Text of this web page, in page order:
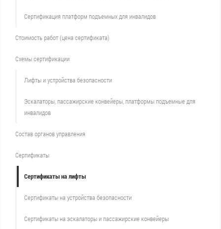
Сертификация платформ подъемных для инвалидов
Стоимость работ (цена сертификата)
Схемы сертификации
Лифты и устройства безопасности
Эскалаторы, пассажирские конвейеры, платформы подъемные для
инвалидов
Состав органов управления
Сертификаты
Сертификаты на лифты
Сертификаты на устройства безопасности
Сертификаты на эскалаторы и пассажирские конвейеры